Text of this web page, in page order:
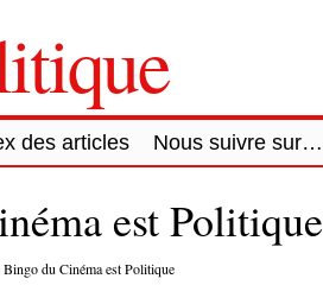
des articles Nous suivre sur…
est Politique
Bingo du Cinéma est Politique